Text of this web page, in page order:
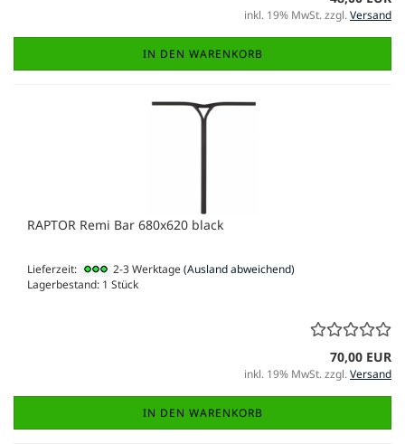
inkl. 19% MwSt. zzgl.Versand
IN DEN WARENKORB
RAPTOR Remi Bar 680x620 black
Lieferzeit: 2-3 Werktage(Ausland abweichend)
Lagerbestand: 1 Stück
70,00 EUR
inkl. 19% MwSt. zzgl.Versand
IN DEN WARENKORB